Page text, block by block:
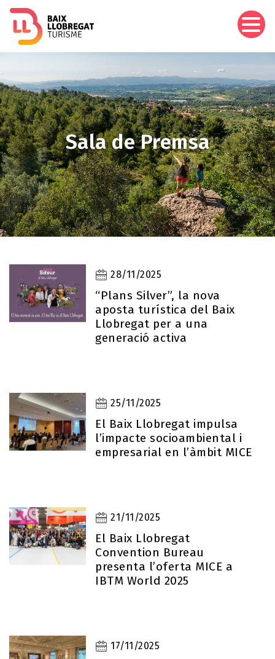
Sala de Premsa
28/11/2025
“Plans Silver”, la nova
aposta turística del Baix
Llobregat per a una
generació activa
25/11/2025
El Baix Llobregat impulsa
l’impacte socioambiental i
empresarial en l’àmbit MICE
21/11/2025
El Baix Llobregat
Convention Bureau
presenta l’oferta MICE a
IBTM World 2025
17/11/2025